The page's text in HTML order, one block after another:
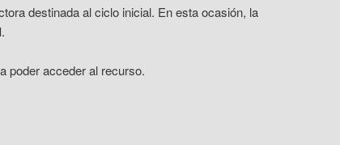
destinada al ciclo inicial. En esta ocasión, la
.
poder acceder al recurso.